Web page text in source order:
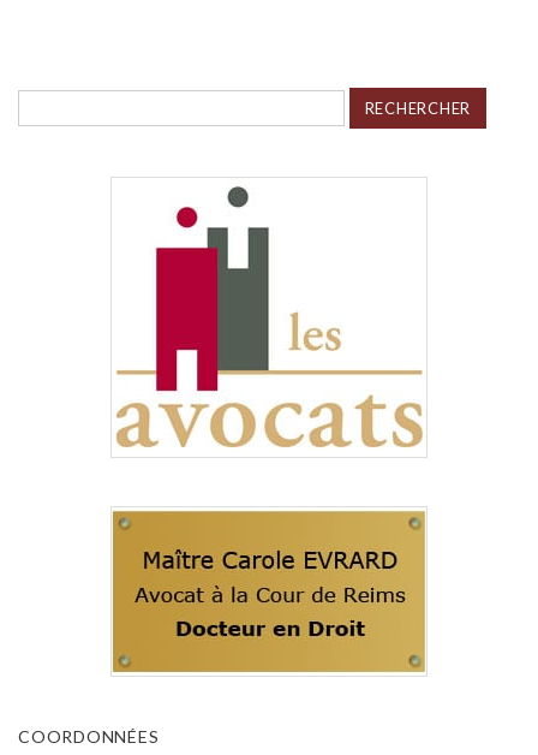
Rechercher :
COORDONNÉES